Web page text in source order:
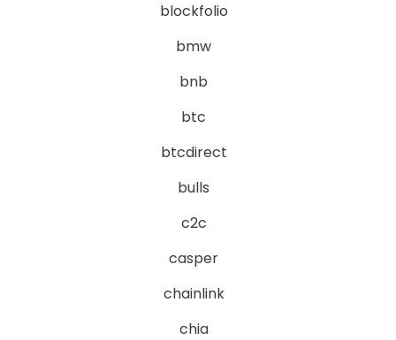
blockfolio
bmw
bnb
btc
btcdirect
bulls
c2c
casper
chainlink
chia